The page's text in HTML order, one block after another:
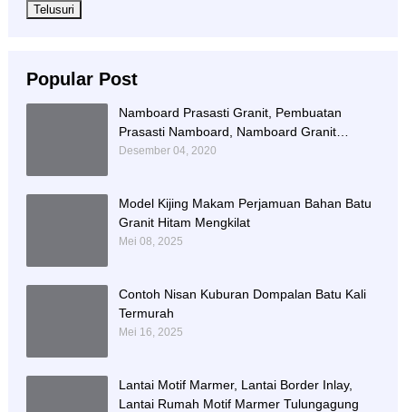
Popular Post
Namboard Prasasti Granit, Pembuatan
Prasasti Namboard, Namboard Granit
Tulungagung
Desember 04, 2020
Model Kijing Makam Perjamuan Bahan Batu
Granit Hitam Mengkilat
Mei 08, 2025
Contoh Nisan Kuburan Dompalan Batu Kali
Termurah
Mei 16, 2025
Lantai Motif Marmer, Lantai Border Inlay,
Lantai Rumah Motif Marmer Tulungagung